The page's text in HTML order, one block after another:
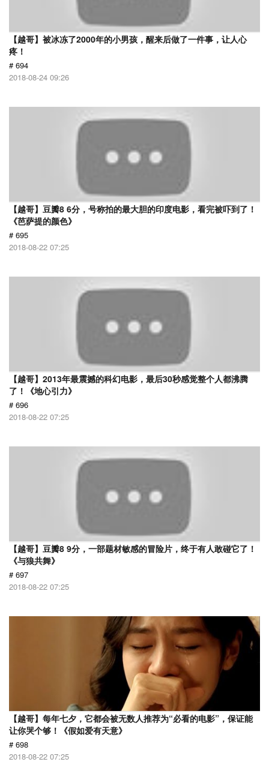
【越哥】被冰冻了2000年的小男孩，醒来后做了一件事，让人心
疼！
# 694
2018-08-24 09:26
【越哥】豆瓣8 6分，号称拍的最大胆的印度电影，看完被吓到了！
《芭萨提的颜色》
# 695
2018-08-22 07:25
【越哥】2013年最震撼的科幻电影，最后30秒感觉整个人都沸腾
了！《地心引力》
# 696
2018-08-22 07:25
【越哥】豆瓣8 9分，一部题材敏感的冒险片，终于有人敢碰它了！
《与狼共舞》
# 697
2018-08-22 07:25
【越哥】每年七夕，它都会被无数人推荐为“必看的电影”，保证能
让你哭个够！《假如爱有天意》
# 698
2018-08-22 07:25